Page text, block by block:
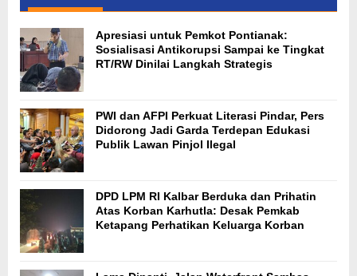
Apresiasi untuk Pemkot Pontianak:
Sosialisasi Antikorupsi Sampai ke Tingkat
RT/RW Dinilai Langkah Strategis
PWI dan AFPI Perkuat Literasi Pindar, Pers
Didorong Jadi Garda Terdepan Edukasi
Publik Lawan Pinjol Ilegal
DPD LPM RI Kalbar Berduka dan Prihatin
Atas Korban Karhutla: Desak Pemkab
Ketapang Perhatikan Keluarga Korban